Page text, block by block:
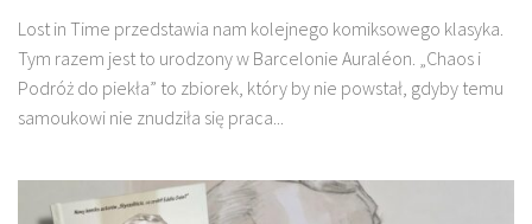
Lost in Time przedstawia nam kolejnego komiksowego klasyka.
Tym razem jest to urodzony w Barcelonie Auraléon. „Chaos i
Podróż do piekła” to zbiorek, który by nie powstał, gdyby temu
samoukowi nie znudziła się praca...